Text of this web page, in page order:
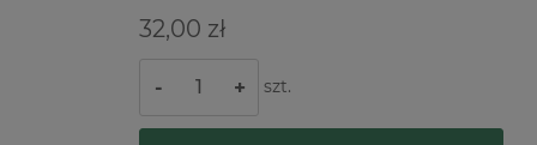
32,00 zł
- + szt.